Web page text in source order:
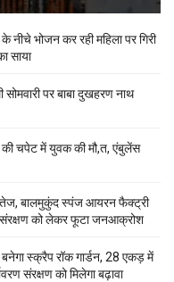
नीचे भोजन कर रही महिला पर गिरी
साया
पर बाबा दुखहरण नाथ
की चपेट में युवक की मौ,त, एंबुलेंस
तेज, बालमुकुंद स्पंज आयरन फैक्ट्री
संरक्षण को लेकर फूटा जनआक्रोश
स्क्रैप रॉक गार्डन, 28 एकड़ में
संरक्षण को मिलेगा बढ़ावा